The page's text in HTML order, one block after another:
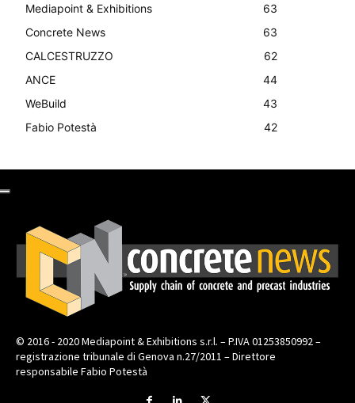
Mediapoint & Exhibitions
63
Concrete News
63
CALCESTRUZZO
62
ANCE
44
WeBuild
43
Fabio Potestà
42
© 2016 - 2020 Mediapoint & Exhibitions s.r.l. – P.IVA 01253850992 –
registrazione tribunale di Genova n.27/2011 – Direttore
responsabile Fabio Potestà